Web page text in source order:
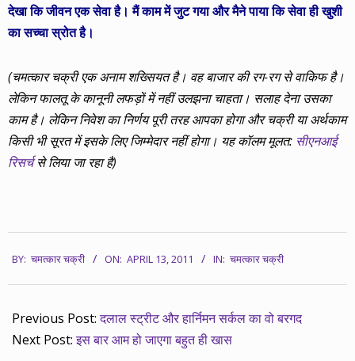
देखा कि जीवन एक सेवा है। मैं काम में जुट गया और मैने पाया कि सेवा ही खुशी
का सच्चा स्रोत है।
(चमत्कार चक्री एक अनाम शख्सियत है। वह बाजार की रग-रग से वाकिफ है।
लेकिन फालतू के कानूनी लफड़ों में नहीं उलझना चाहता। सलाह देना उसका
काम है। लेकिन निवेश का निर्णय पूरी तरह आपका होगा और चक्री या अर्थकाम
किसी भी सूरत में इसके लिए जिम्मेदार नहीं होगा। यह कॉलम मूलत: सीएनआई
रिसर्च से लिया जा रहा है)
04-
13
BY: चमत्कार चक्री ON: APRIL 13, 2011 IN: चमत्कार चक्री
Previous Post:दलाल स्ट्रीट और हार्निमन सर्कल का वो बरगद
Next Post:इस बार आम हो जाएगा बहुत ही खास